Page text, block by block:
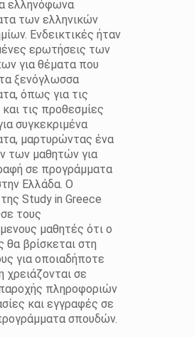
ελληνόφωνα
των ελληνικών
Ενδεικτικές ήταν
ερωτήσεις των
για θέματα που
ξενόγλωσσα
όπως για τις
τις προθεσμίες
συγκεκριμένα
μαρτυρώντας ένα
των μαθητών για
σε προγράμματα
Ελλάδα. Ο
Study in Greece
τους
μαθητές ότι ο
θα βρίσκεται στη
για οποιαδήποτε
χρειάζονται σε
πληροφοριών
και εγγραφές σε
σπουδών.